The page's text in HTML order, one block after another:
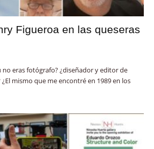
Figueroa en las queseras
no eras fotógrafo? ¿diseñador y editor de
mismo que me encontré en 1989 en los